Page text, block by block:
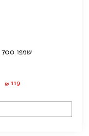
שמפו 700 קרטין וקייל | 1000 מ"ל
₪ 119